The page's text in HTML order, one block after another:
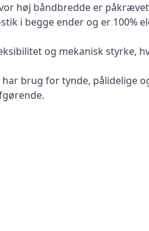
høj båndbredde er påkrævet
i begge ender og er
og mekanisk
brug for tynde, pålidelige